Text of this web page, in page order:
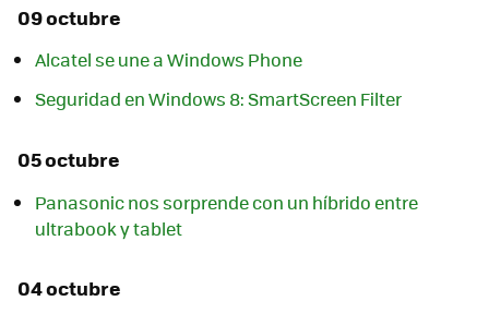
09 octubre
Alcatel se une a Windows Phone
Seguridad en Windows 8: SmartScreen Filter
05 octubre
Panasonic nos sorprende con un híbrido entre
ultrabook y tablet
04 octubre